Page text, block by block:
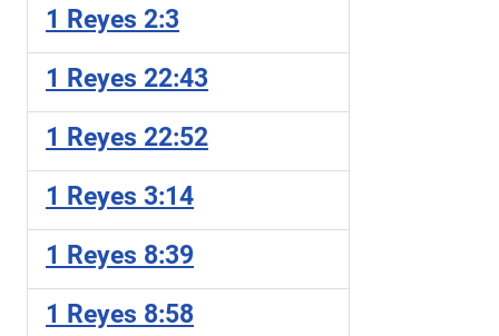
1 Reyes 2:3
1 Reyes 22:43
1 Reyes 22:52
1 Reyes 3:14
1 Reyes 8:39
1 Reyes 8:58